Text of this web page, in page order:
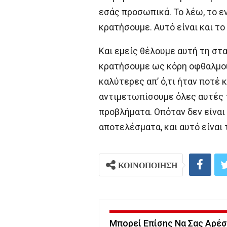
εσάς προσωπικά. Το λέω, το
κρατήσουμε. Αυτό είναι και
Και εμείς θέλουμε αυτή τη
κρατήσουμε ως κόρη
καλύτερες απ’ ό,τι ήταν ποτέ
αντιμετωπίσουμε όλες αυτές
προβλήματα. Οπόταν δεν είναι
αποτελέσματα, και αυτό
ΚΟΙΝΟΠΟΙΗΣΗ
Μπορεί Επίσης Να Σας